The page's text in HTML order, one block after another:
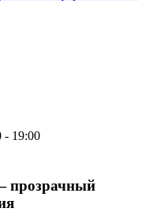
- 19:00
прозрачный